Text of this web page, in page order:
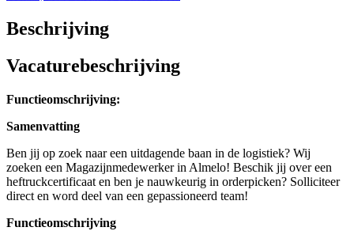
Beschrijving
Vacaturebeschrijving
Functieomschrijving:
Samenvatting
Ben jij op zoek naar een uitdagende baan in de logistiek? Wij
zoeken een Magazijnmedewerker in Almelo! Beschik jij over een
heftruckcertificaat en ben je nauwkeurig in orderpicken? Solliciteer
direct en word deel van een gepassioneerd team!
Functieomschrijving